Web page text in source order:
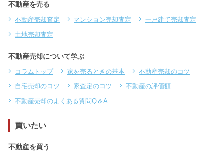
不動産を売る
不動産売却査定 マンション売却査定
一戸建て売却査定
土地売却査定
不動産売却について学ぶ
コラムトップ 家を売るときの基本
不動産売却のコツ
自宅売却のコツ
家査定のコツ
不動産の評価額
不動産売却のよくある質問Q＆A
買いたい
不動産を買う